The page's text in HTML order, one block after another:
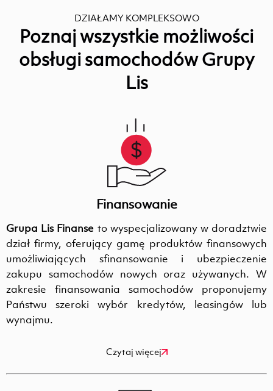
DZIAŁAMY KOMPLEKSOWO
Poznaj wszystkie możliwości
obsługi samochodów Grupy
Lis
Finansowanie
Grupa Lis Finanse to wyspecjalizowany w doradztwie
dział firmy, oferujący gamę produktów finansowych
umożliwiających sfinansowanie i ubezpieczenie
zakupu samochodów nowych oraz używanych. W
zakresie finansowania samochodów proponujemy
Państwu szeroki wybór kredytów, leasingów lub
wynajmu.
Czytaj więcej